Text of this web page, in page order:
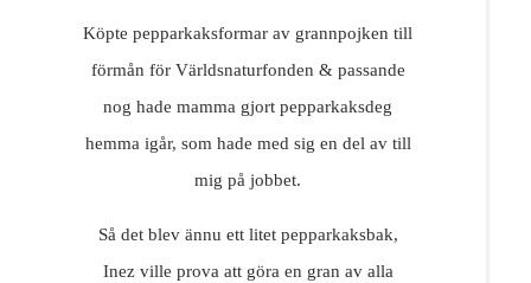
Köpte pepparkaksformar av grannpojken till
förmån för Världsnaturfonden & passande
nog hade mamma gjort pepparkaksdeg
hemma igår, som hade med sig en del av till
mig på jobbet.
Så det blev ännu ett litet pepparkaksbak,
Inez ville prova att göra en gran av alla